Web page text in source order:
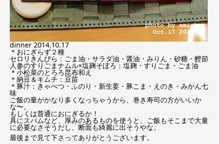
dinner 2014.10.17
＊おにぎらず２種
セロリきんぴら：ごま油・サラダ油・醤油・みりん・砂糖・鰹節
人参のすりごまナムル×塩麹そぼろ：塩麹・すりごま・ごま油
＊小松菜のとろろ昆布和え
＊納豆＆キムチ：豆苗
＊豚汁：きゃべつ・ふのり・新生姜・豚こま・えのき・みかん七
味
ご飯の量がかなり多くなっちゃうから、巻き寿司の方がいいか
な〜。
もしくは普通におにぎるか！
具にスパムなど、厚みのあるものを使うと、ご飯もそこまで大量
に必要なさそうだし、断面も綺麗に出そうやな。
最後まで見て下さってありがとうございます。